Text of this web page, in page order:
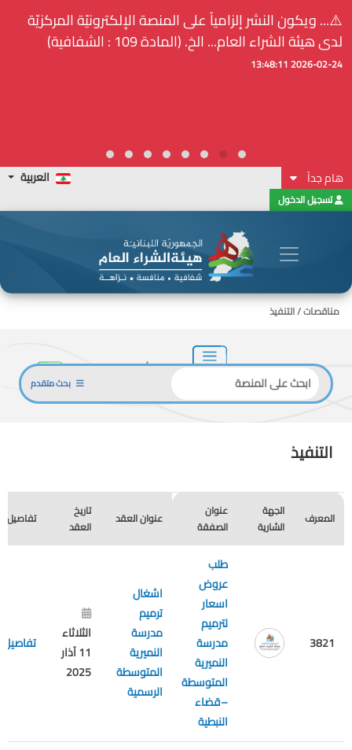
⚠️... ويكون النشر إلزامياً على المنصة الإلكترونيّة المركزيّة
لدى هيئة الشراء العام... الخ. (المادة 109 : الشفافية)
2026-02-24 13:48:11
هام جداً العربية
تسجيل الدخول
مناقصات / التنفيذ
بحث متقدم
التنفيذ
المعرف
الجهة
الشارية
عنوان
الصفقة
عنوان العقد
تاريخ
العقد
تفاصيل
3821
طلب
عروض
اسعار
لترميم
مدرسة
النميرية
المتوسطة
–قضاء
النبطية
اشغال
ترميم
مدرسة
النميرية
المتوسطة
الرسمية
الثلاثاء
11 آذار
2025
تفاصيل